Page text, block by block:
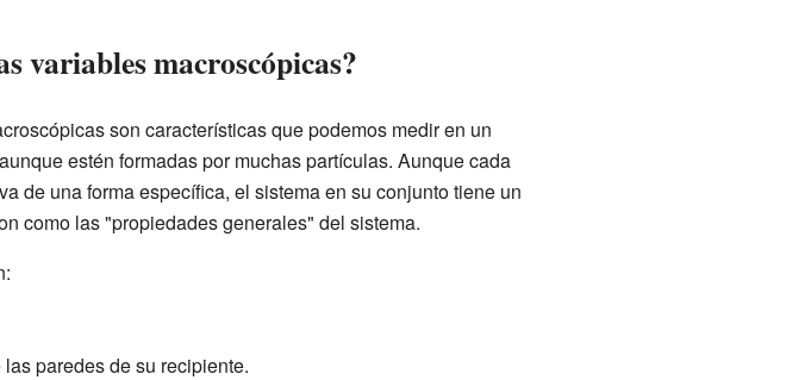
variables macroscópicas?
son características que podemos medir en un
estén formadas por muchas partículas. Aunque cada
de una forma específica, el sistema en su conjunto tiene un
como las "propiedades generales" del sistema.
paredes de su recipiente.